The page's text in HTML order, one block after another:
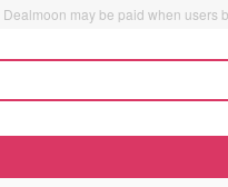
Dealmoon may be paid when users